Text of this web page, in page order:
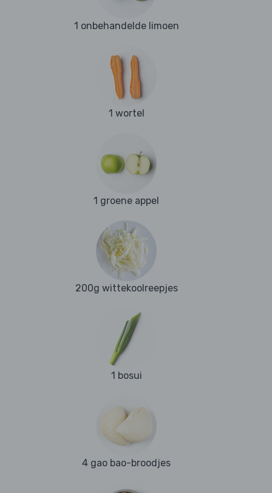
1 onbehandelde limoen
1 wortel
1 groene appel
200g wittekoolreepjes
1 bosui
4 gao bao-broodjes